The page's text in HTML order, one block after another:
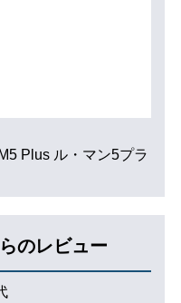
Plus ル・マン5プラ
のレビュー